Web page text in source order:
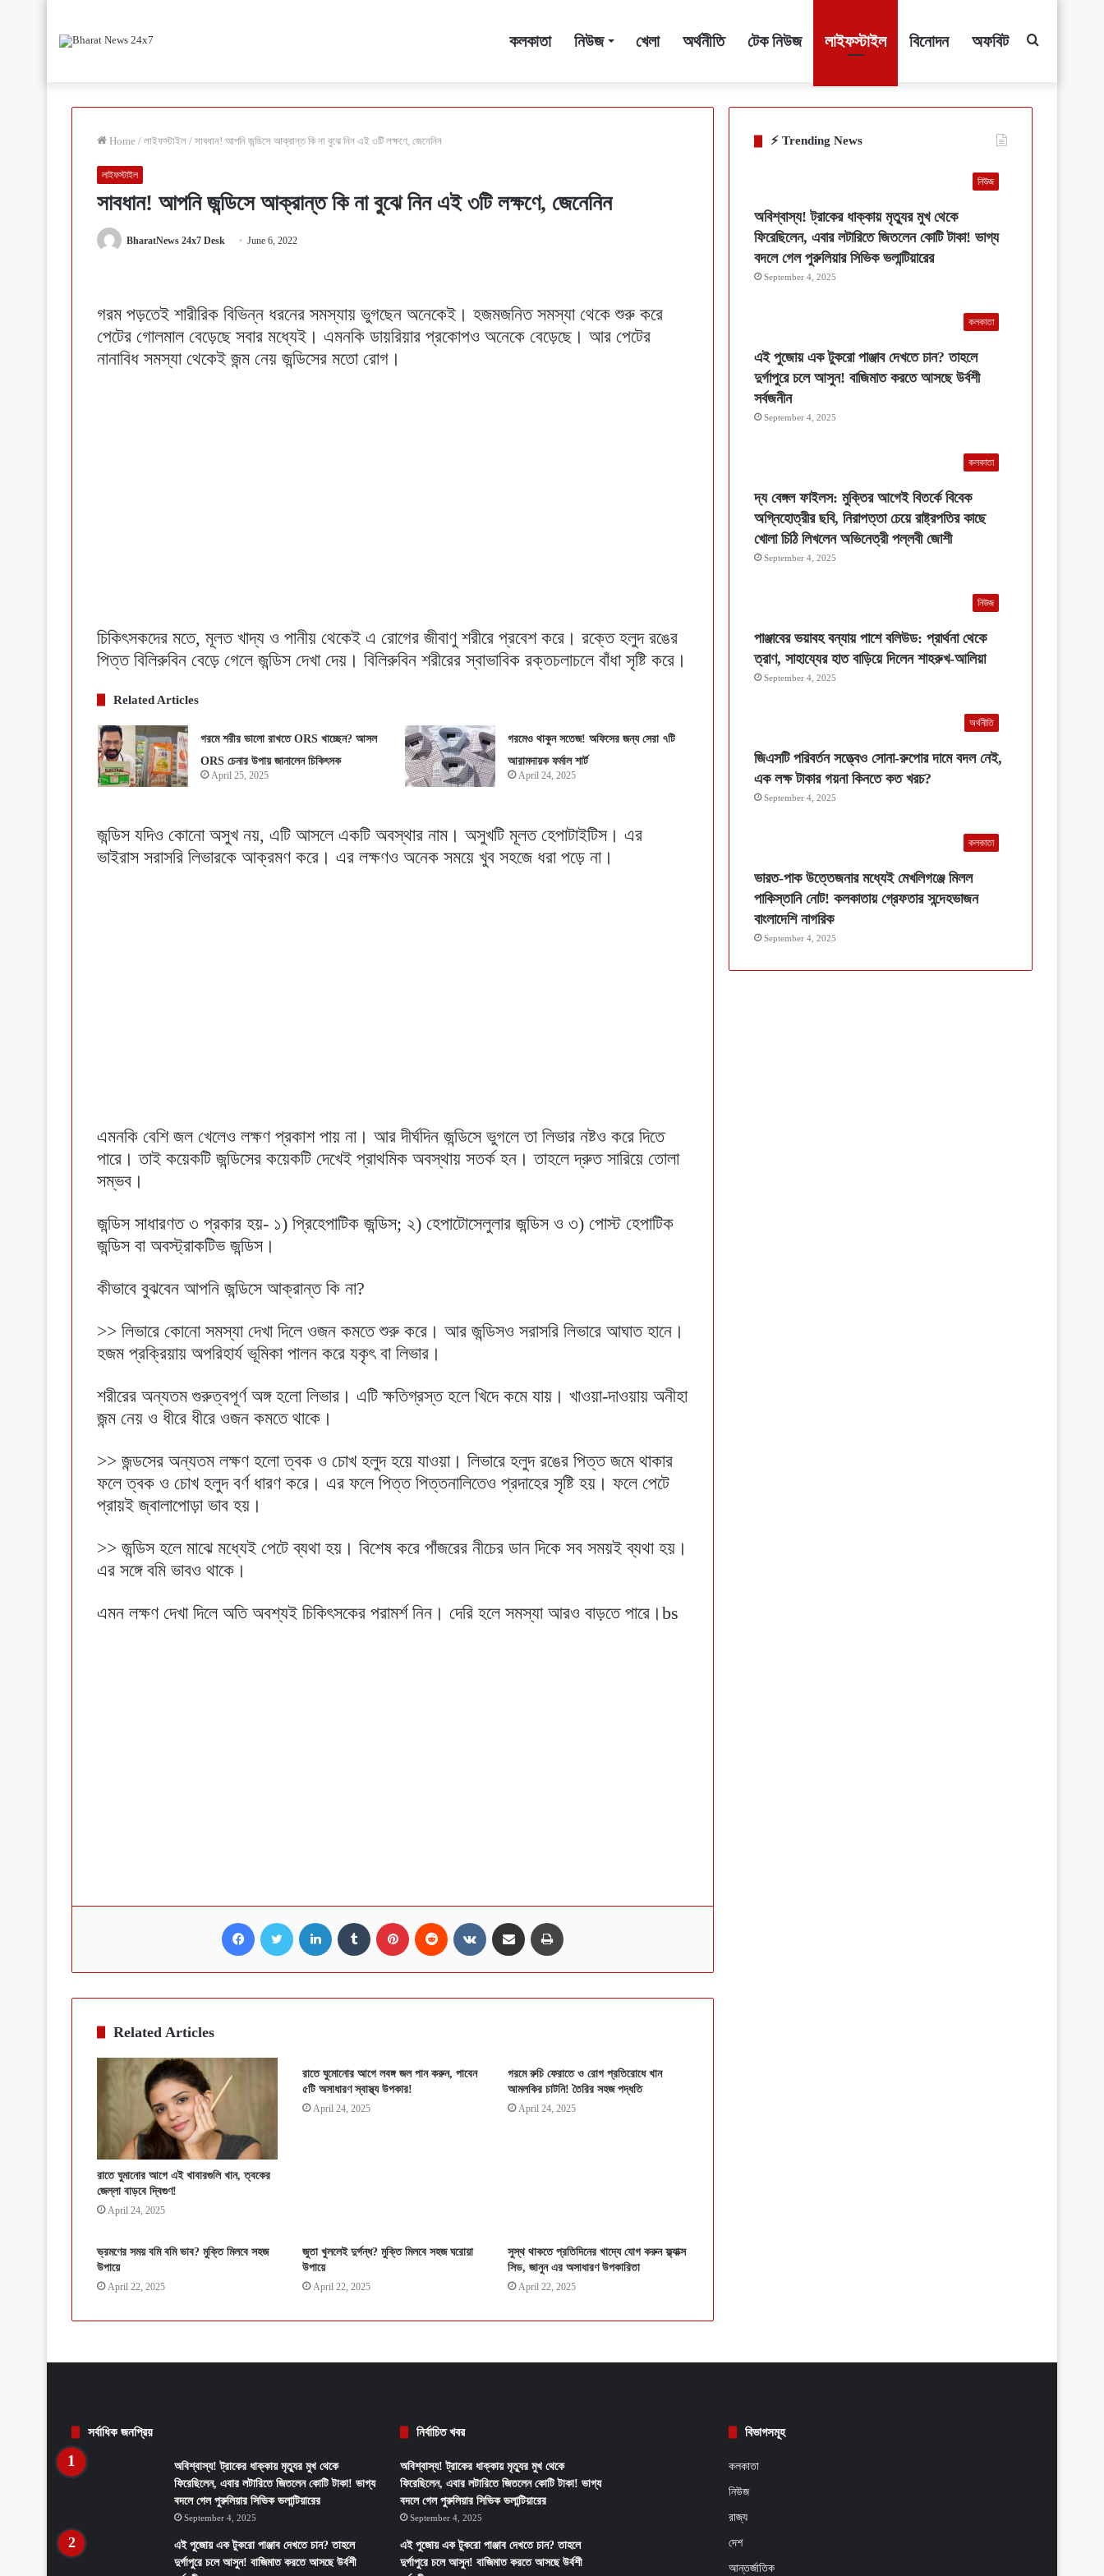
কলকাতা নিউজ খেলা অর্থনীতি টেক নিউজ লাইফস্টাইল বিনোদন অফবিট
Home / লাইফস্টাইল / সাবধান! আপনি জন্ডিসে আক্রান্ত কি না বুঝে নিন এই ৩টি লক্ষণে, জেনেনিন
লাইফস্টাইল
সাবধান! আপনি জন্ডিসে আক্রান্ত কি না বুঝে নিন এই ৩টি লক্ষণে, জেনেনিন
BharatNews 24x7 Desk June 6, 2022
গরম পড়তেই শারীরিক বিভিন্ন ধরনের সমস্যায় ভুগছেন অনেকেই। হজমজনিত সমস্যা থেকে শুরু করে
পেটের গোলমাল বেড়েছে সবার মধ্যেই। এমনকি ডায়রিয়ার প্রকোপও অনেকে বেড়েছে। আর পেটের
নানাবিধ সমস্যা থেকেই জন্ম নেয় জন্ডিসের মতো রোগ।
চিকিৎসকদের মতে, মূলত খাদ্য ও পানীয় থেকেই এ রোগের জীবাণু শরীরে প্রবেশ করে। রক্তে হলুদ রঙের
পিত্ত বিলিরুবিন বেড়ে গেলে জন্ডিস দেখা দেয়। বিলিরুবিন শরীরের স্বাভাবিক রক্তচলাচলে বাঁধা সৃষ্টি করে।
Related Articles
গরমে শরীর ভালো রাখতে ORS খাচ্ছেন? আসল
ORS চেনার উপায় জানালেন চিকিৎসক
April 25, 2025
গরমেও থাকুন সতেজ! অফিসের জন্য সেরা ৭টি
আরামদায়ক ফর্মাল শার্ট
April 24, 2025
জন্ডিস যদিও কোনো অসুখ নয়, এটি আসলে একটি অবস্থার নাম। অসুখটি মূলত হেপাটাইটিস। এর
ভাইরাস সরাসরি লিভারকে আক্রমণ করে। এর লক্ষণও অনেক সময়ে খুব সহজে ধরা পড়ে না।
এমনকি বেশি জল খেলেও লক্ষণ প্রকাশ পায় না। আর দীর্ঘদিন জন্ডিসে ভুগলে তা লিভার নষ্টও করে দিতে
পারে। তাই কয়েকটি জন্ডিসের কয়েকটি দেখেই প্রাথমিক অবস্থায় সতর্ক হন। তাহলে দ্রুত সারিয়ে তোলা
সম্ভব।
জন্ডিস সাধারণত ৩ প্রকার হয়- ১) প্রিহেপাটিক জন্ডিস; ২) হেপাটোসেলুলার জন্ডিস ও ৩) পোস্ট হেপাটিক
জন্ডিস বা অবস্ট্রাকটিভ জন্ডিস।
কীভাবে বুঝবেন আপনি জন্ডিসে আক্রান্ত কি না?
>> লিভারে কোনো সমস্যা দেখা দিলে ওজন কমতে শুরু করে। আর জন্ডিসও সরাসরি লিভারে আঘাত হানে।
হজম প্রক্রিয়ায় অপরিহার্য ভূমিকা পালন করে যকৃৎ বা লিভার।
শরীরের অন্যতম গুরুত্বপূর্ণ অঙ্গ হলো লিভার। এটি ক্ষতিগ্রস্ত হলে খিদে কমে যায়। খাওয়া-দাওয়ায় অনীহা
জন্ম নেয় ও ধীরে ধীরে ওজন কমতে থাকে।
>> জন্ডসের অন্যতম লক্ষণ হলো ত্বক ও চোখ হলুদ হয়ে যাওয়া। লিভারে হলুদ রঙের পিত্ত জমে থাকার
ফলে ত্বক ও চোখ হলুদ বর্ণ ধারণ করে। এর ফলে পিত্ত পিত্তনালিতেও প্রদাহের সৃষ্টি হয়। ফলে পেটে
প্রায়ই জ্বালাপোড়া ভাব হয়।
>> জন্ডিস হলে মাঝে মধ্যেই পেটে ব্যথা হয়। বিশেষ করে পাঁজরের নীচের ডান দিকে সব সময়ই ব্যথা হয়।
এর সঙ্গে বমি ভাবও থাকে।
এমন লক্ষণ দেখা দিলে অতি অবশ্যই চিকিৎসকের পরামর্শ নিন। দেরি হলে সমস্যা আরও বাড়তে পারে।bs
Facebook Twitter LinkedIn Tumblr Pinterest Reddit VKontakte Share via Email
Related Articles
রাতে ঘুমানোর আগে এই খাবারগুলি খান, ত্বকের
জেল্লা বাড়বে দ্বিগুণ!
April 24, 2025
রাতে ঘুমোনোর আগে লবঙ্গ জল পান করুন, পাবেন
৫টি অসাধারণ স্বাস্থ্য উপকার!
April 24, 2025
গরমে রুচি ফেরাতে ও রোগ প্রতিরোধে খান
আমলকির চাটনি! তৈরির সহজ পদ্ধতি
April 24, 2025
ভ্রমণের সময় বমি বমি ভাব? মুক্তি মিলবে সহজ
উপায়ে
April 22, 2025
জুতা খুললেই দুর্গন্ধ? মুক্তি মিলবে সহজ ঘরোয়া
উপায়ে
April 22, 2025
সুস্থ থাকতে প্রতিদিনের খাদ্যে যোগ করুন ফ্ল্যাক্স
সিড, জানুন এর অসাধারণ উপকারিতা
April 22, 2025
⚡ Trending News
নিউজ
অবিশ্বাস্য! ট্রাকের ধাক্কায় মৃত্যুর মুখ থেকে
ফিরেছিলেন, এবার লটারিতে জিতলেন কোটি টাকা! ভাগ্য
বদলে গেল পুরুলিয়ার সিভিক ভলান্টিয়ারের
September 4, 2025
কলকাতা
এই পুজোয় এক টুকরো পাঞ্জাব দেখতে চান? তাহলে
দুর্গাপুরে চলে আসুন! বাজিমাত করতে আসছে উর্বশী
সর্বজনীন
September 4, 2025
কলকাতা
দ্য বেঙ্গল ফাইলস: মুক্তির আগেই বিতর্কে বিবেক
অগ্নিহোত্রীর ছবি, নিরাপত্তা চেয়ে রাষ্ট্রপতির কাছে
খোলা চিঠি লিখলেন অভিনেত্রী পল্লবী জোশী
September 4, 2025
নিউজ
পাঞ্জাবের ভয়াবহ বন্যায় পাশে বলিউড: প্রার্থনা থেকে
ত্রাণ, সাহায্যের হাত বাড়িয়ে দিলেন শাহরুখ-আলিয়া
September 4, 2025
অর্থনীতি
জিএসটি পরিবর্তন সত্ত্বেও সোনা-রুপোর দামে বদল নেই,
এক লক্ষ টাকার গয়না কিনতে কত খরচ?
September 4, 2025
কলকাতা
ভারত-পাক উত্তেজনার মধ্যেই মেখলিগঞ্জে মিলল
পাকিস্তানি নোট! কলকাতায় গ্রেফতার সন্দেহভাজন
বাংলাদেশি নাগরিক
September 4, 2025
সর্বাধিক জনপ্রিয়
অবিশ্বাস্য! ট্রাকের ধাক্কায় মৃত্যুর মুখ থেকে
ফিরেছিলেন, এবার লটারিতে জিতলেন কোটি টাকা! ভাগ্য
বদলে গেল পুরুলিয়ার সিভিক ভলান্টিয়ারের
September 4, 2025
এই পুজোয় এক টুকরো পাঞ্জাব দেখতে চান? তাহলে
দুর্গাপুরে চলে আসুন! বাজিমাত করতে আসছে উর্বশী
নির্বাচিত খবর
অবিশ্বাস্য! ট্রাকের ধাক্কায় মৃত্যুর মুখ থেকে
ফিরেছিলেন, এবার লটারিতে জিতলেন কোটি টাকা! ভাগ্য
বদলে গেল পুরুলিয়ার সিভিক ভলান্টিয়ারের
September 4, 2025
এই পুজোয় এক টুকরো পাঞ্জাব দেখতে চান? তাহলে
দুর্গাপুরে চলে আসুন! বাজিমাত করতে আসছে উর্বশী
বিভাগসমূহ
কলকাতা
নিউজ
রাজ্য
দেশ
আন্তর্জাতিক